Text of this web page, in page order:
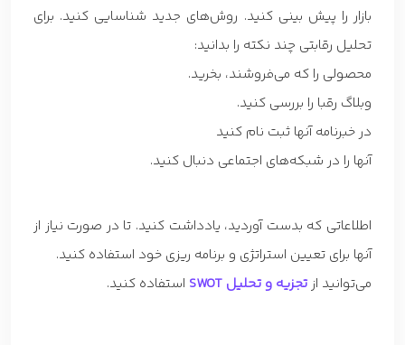
بازار را پیش بینی کنید. روش‌های جدید شناسایی کنید. برای
تحلیل رقابتی چند نکته را بدانید:
محصولی را که می‌فروشند، بخرید.
وبلاگ رقبا را بررسی کنید.
در خبرنامه آنها ثبت نام کنید
آنها را در شبکه‌های اجتماعی دنبال کنید.
اطلاعاتی که بدست آوردید، یادداشت کنید. تا در صورت نیاز از
آنها برای تعیین استراتژی و برنامه ریزی خود استفاده کنید.
می‌توانید از تجزیه و تحلیل SWOT استفاده کنید.